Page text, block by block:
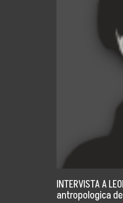
INTERVISTA A
antropologica